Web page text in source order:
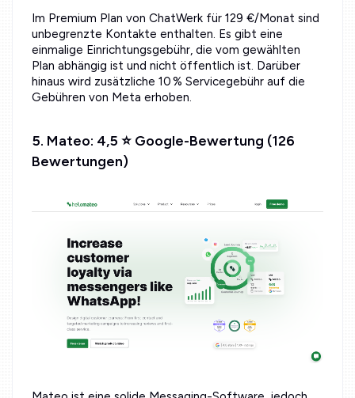
Im Premium Plan von ChatWerk für 129 €/Monat sind
unbegrenzte Kontakte enthalten. Es gibt eine
einmalige Einrichtungsgebühr, die vom gewählten
Plan abhängig ist und nicht öffentlich ist. Darüber
hinaus wird zusätzliche 10 % Servicegebühr auf die
Gebühren von Meta erhoben.
5. Mateo: 4,5 ⭐ Google-Bewertung (126
Bewertungen)